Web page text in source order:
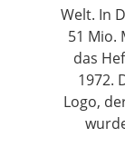
Welt. In
51 Mio.
das
1972.
Logo,